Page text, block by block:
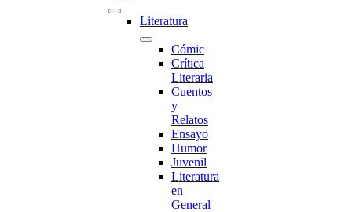
Literatura
Cómic
Crítica
Literaria
Cuentos
y
Relatos
Ensayo
Humor
Juvenil
Literatura
en
General